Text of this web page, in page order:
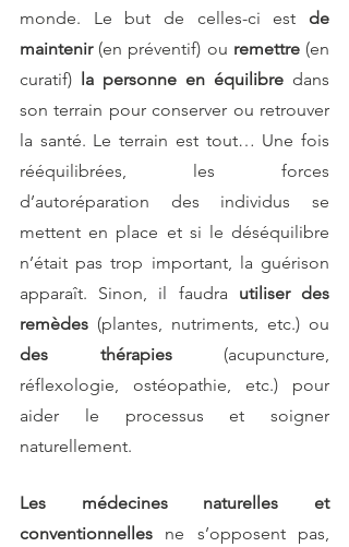
monde. Le but de celles-ci est de
maintenir (en préventif) ou remettre (en
curatif)
la personne en équilibre dans
son terrain pour conserver ou retrouver
la santé. Le terrain est tout… Une fois
rééquilibrées, les forces
d’autoréparation des individus se
mettent en place et si le déséquilibre
n’était pas trop important, la guérison
apparaît. Sinon, il faudra utiliser des
remèdes
des thérapies (acupuncture,
réflexologie, ostéopathie, etc.) pour
aider le processus et soigner
naturellement.
Les médecines naturelles et
conventionnelles ne s’opposent pas,